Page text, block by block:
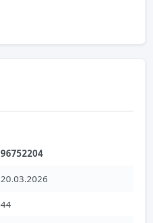
96752204
20.03.2026
44